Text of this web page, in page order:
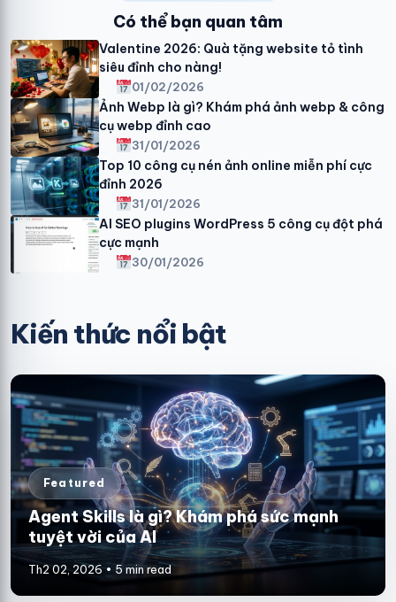
Có thể bạn quan tâm
Valentine 2026: Quà tặng website tỏ tình
siêu đỉnh cho nàng!
01/02/2026
Ảnh Webp là gì? Khám phá ảnh webp & công
cụ webp đỉnh cao
31/01/2026
Top 10 công cụ nén ảnh online miễn phí cực
đỉnh 2026
31/01/2026
AI SEO plugins WordPress 5 công cụ đột phá
cực mạnh
30/01/2026
Kiến thức nổi bật
Featured
Agent Skills là gì? Khám phá sức mạnh
tuyệt vời của AI
Th2 02, 2026 • 5 min read